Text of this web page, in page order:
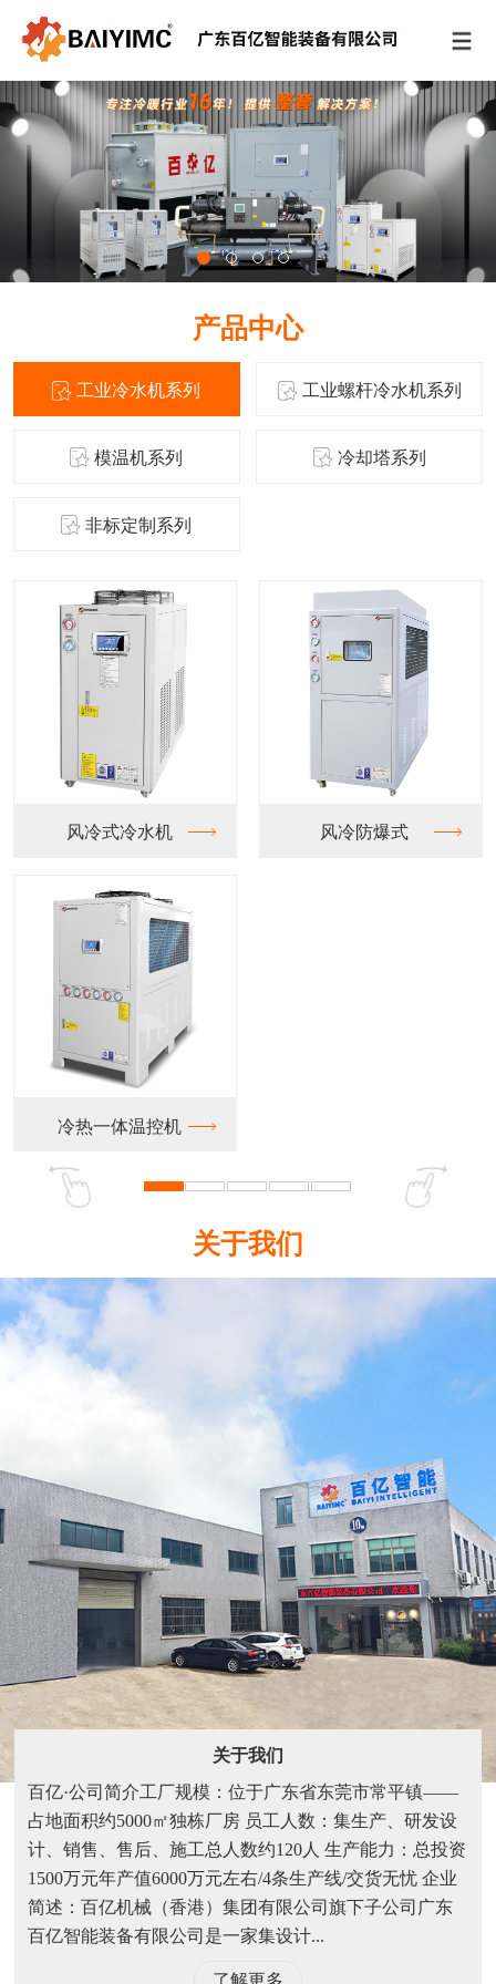
产品中心
工业冷水机系列 工业螺杆冷水机系列
模温机系列 冷却塔系列
非标定制系列
风冷防爆式
温控机
水冷螺杆
关于我们
关于我们
百亿·公司简介工厂规模：位于广东省东莞市常平镇——
占地面积约5000㎡独栋厂房 员工人数：集生产、研发设
计、销售、售后、施工总人数约120人 生产能力：总投资
1500万元年产值6000万元左右/4条生产线/交货无忧 企业
简述：百亿机械（香港）集团有限公司旗下子公司广东
百亿智能装备有限公司是一家集设计...
了解更多